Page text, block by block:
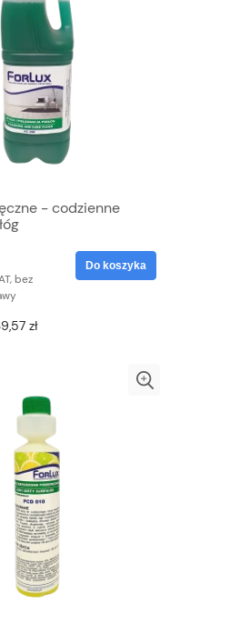
- codzienne
bez
zł
Do koszyka